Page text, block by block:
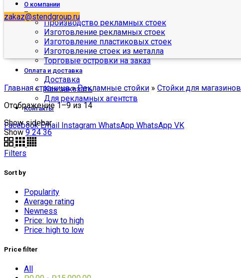
О компании
Производство
Производство рекламных стоек
Изготовление рекламных стоек
Изготовление пластиковых стоек
Изготовление стоек из металла
Торговые островки на заказ
Оплата и доставка
Доставка
Как заказать
Для рекламных агентств
Контакты
Facebook Email Instagram WhatsApp WhatsApp VK
zakaz@stendgroup.ru
Главная страница»Рекламные стойки » Стойки для магазинов
Отображение 1–9 из 14
Show sidebar
Show 9 24 36
Filters
Sort by
Popularity
Average rating
Newness
Price: low to high
Price: high to low
Price filter
All